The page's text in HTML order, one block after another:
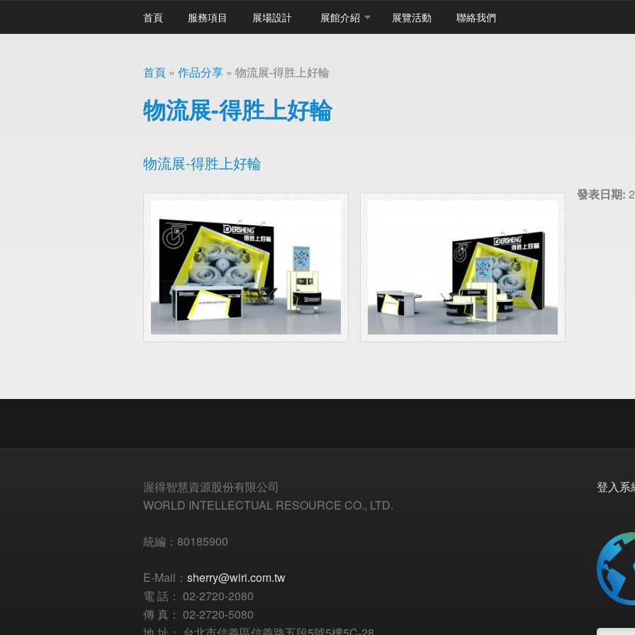
首頁 服務項目 展場設計 展館介紹 展覽活動 聯絡我們
首頁 » 作品分享 » 物流展-得胜上好輪
物流展-得胜上好輪
物流展-得胜上好輪
發表日期:
渥得智慧資源股份有限公司
WORLD INTELLECTUAL RESOURCE CO., LTD.
統編：80185900
E-Mail： sherry@wiri.com.tw
電 話： 02-2720-2080
傳 真： 02-2720-5080
登入系